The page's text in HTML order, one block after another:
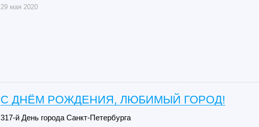
29 мая 2020
С ДНЁМ РОЖДЕНИЯ, ЛЮБИМЫЙ ГОРОД!
317-й День города Санкт-Петербурга